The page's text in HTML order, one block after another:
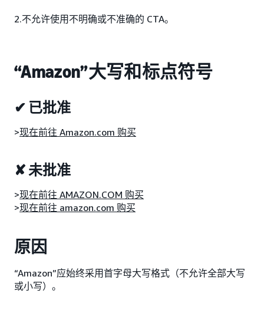
2.不允许使用不明确或不准确的 CTA。
“Amazon”大写和标点符号
✔ 已批准
>现在前往 Amazon.com 购买
✘ 未批准
>现在前往 AMAZON.COM 购买
>现在前往 amazon.com 购买
原因
“Amazon”应始终采用首字母大写格式（不允许全部大写
或小写）。